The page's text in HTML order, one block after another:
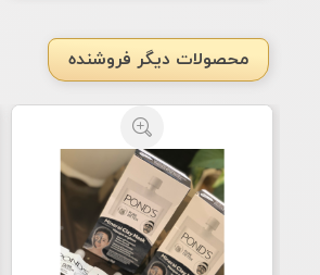
محصولات دیگر فروشنده